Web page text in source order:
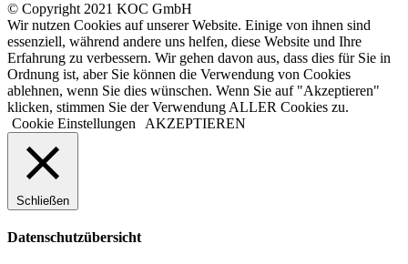
© Copyright 2021 KOC GmbH
Wir nutzen Cookies auf unserer Website. Einige von ihnen sind
essenziell, während andere uns helfen, diese Website und Ihre
Erfahrung zu verbessern. Wir gehen davon aus, dass dies für Sie in
Ordnung ist, aber Sie können die Verwendung von Cookies
ablehnen, wenn Sie dies wünschen. Wenn Sie auf "Akzeptieren"
klicken, stimmen Sie der Verwendung ALLER Cookies zu.
Cookie Einstellungen
AKZEPTIEREN
Schließen
Datenschutzübersicht